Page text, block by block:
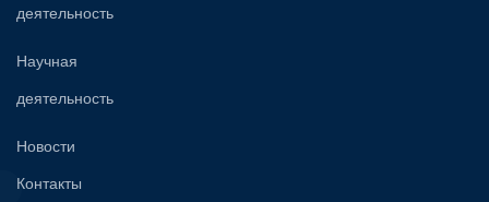
деятельность
Научная
деятельность
Новости
Контакты